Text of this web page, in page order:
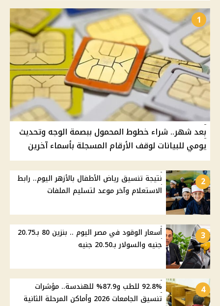
1
بعد شهر.. شراء خطوط المحمول ببصمة الوجه وتحديث
يومي للبيانات لوقف الأرقام المسجلة بأسماء آخرين
2
نتيجة تنسيق رياض الأطفال بالأزهر اليوم.. رابط
الاستعلام وآخر موعد لتسليم الملفات
3
أسعار الوقود في مصر اليوم .. بنزين 80 بـ20.75
جنيه والسولار بـ20.50 جنيه
4
92.8% للطب و87.9% للهندسة.. مؤشرات
تنسيق الجامعات 2026 وأماكن المرحلة الثانية